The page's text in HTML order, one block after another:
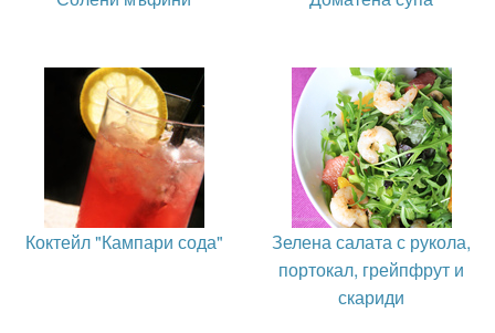
Коктейл "Кампари сода"
Зелена салата с рукола,
портокал, грейпфрут и
скариди